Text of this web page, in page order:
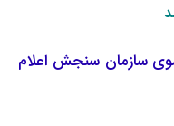
سوی سازمان سنجش اعلام